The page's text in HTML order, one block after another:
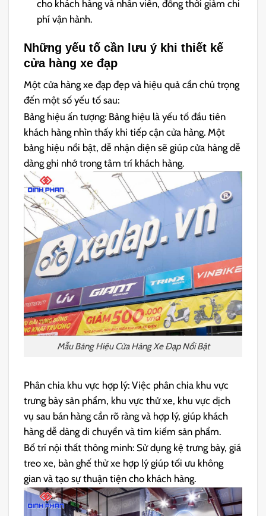
cho khách hàng và nhân viên, đồng thời giảm chi
phí vận hành.
Những yếu tố cần lưu ý khi thiết kế
cửa hàng xe đạp
Một cửa hàng xe đạp đẹp và hiệu quả cần chú trọng
đến một số yếu tố sau:
Bảng hiệu ấn tượng: Bảng hiệu là yếu tố đầu tiên
khách hàng nhìn thấy khi tiếp cận cửa hàng. Một
bảng hiệu nổi bật, dễ nhận diện sẽ giúp cửa hàng dễ
dàng ghi nhớ trong tâm trí khách hàng.
Mẫu Bảng Hiệu Cửa Hàng Xe Đạp Nổi Bật
Phân chia khu vực hợp lý: Việc phân chia khu vực
trưng bày sản phẩm, khu vực thử xe, khu vực dịch
vụ sau bán hàng cần rõ ràng và hợp lý, giúp khách
hàng dễ dàng di chuyển và tìm kiếm sản phẩm.
Bố trí nội thất thông minh: Sử dụng kệ trưng bày, giá
treo xe, bàn ghế thử xe hợp lý giúp tối ưu không
gian và tạo sự thuận tiện cho khách hàng.